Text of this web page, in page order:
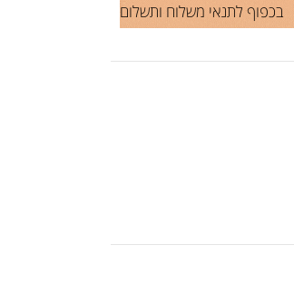
בכפוף לתנאי משלוח ותשלום